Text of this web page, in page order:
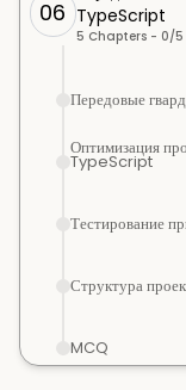
06 TypeScript
5 Chapters - 0/5
Передовые
Оптимизация
TypeScript
Тестирование
Структура
MCQ